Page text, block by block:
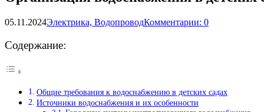
05.11.2024Электрика, ВодопроводКомментарии: 0
Содержание:
Общие требования к водоснабжению в детских садах
Источники водоснабжения и их особенности